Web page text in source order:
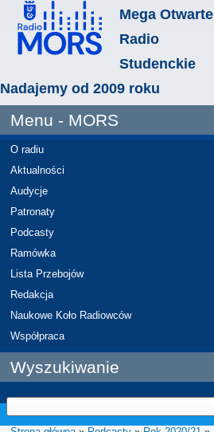
Mega Otwarte
Radio
Studenckie
Nadajemy od 2009 roku
Menu - MORS
O radiu
Aktualności
Audycje
Patronaty
Podcasty
Ramówka
Lista Przebojów
Redakcja
Naukowe Koło Radiowców
Współpraca
Wyszukiwanie